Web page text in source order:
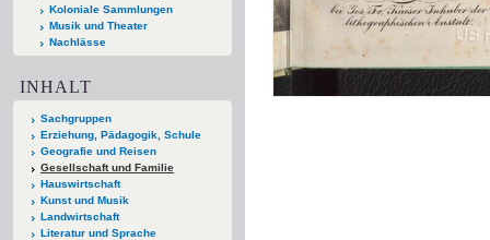
Koloniale Sammlungen
Musik und Theater
Nachlässe
INHALT
Sachgruppen
Erziehung, Pädagogik, Schule
Geografie und Reisen
Gesellschaft und Familie
Hauswirtschaft
Kunst und Musik
Landwirtschaft
Literatur und Sprache